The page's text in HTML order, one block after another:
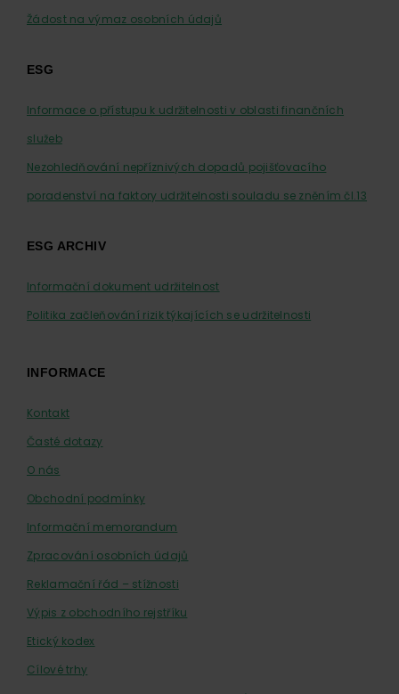
Žádost na výmaz osobních údajů
ESG
Informace o přístupu k udržitelnosti v oblasti finančních
služeb
Nezohledňování nepříznivých dopadů pojišťovacího
poradenství na faktory udržitelnosti souladu se zněním čl.13
ESG ARCHIV
Informační dokument udržitelnost
Politika začleňování rizik týkajících se udržitelnosti
INFORMACE
Kontakt
Časté dotazy
O nás
Obchodní podmínky
Informační memorandum
Zpracování osobních údajů
Reklamační řád – stížnosti
Výpis z obchodního rejstříku
Etický kodex
Cílové trhy